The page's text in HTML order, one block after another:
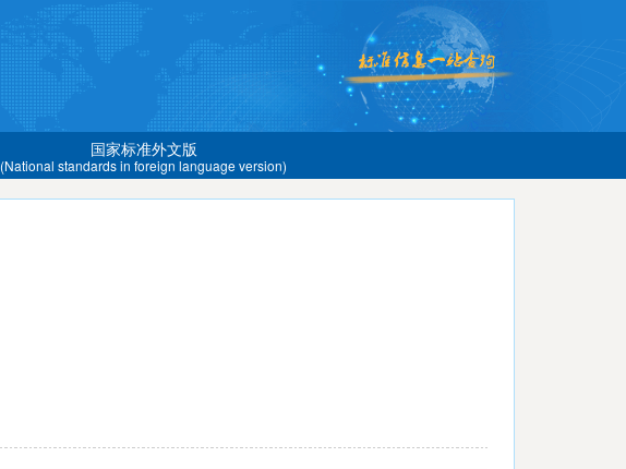
国家标准外文版
(National standards in foreign language version)